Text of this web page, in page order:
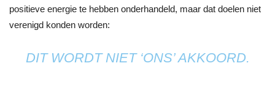
positieve energie te hebben onderhandeld, maar dat doelen niet
verenigd konden worden:
DIT WORDT NIET ‘ONS’ AKKOORD.